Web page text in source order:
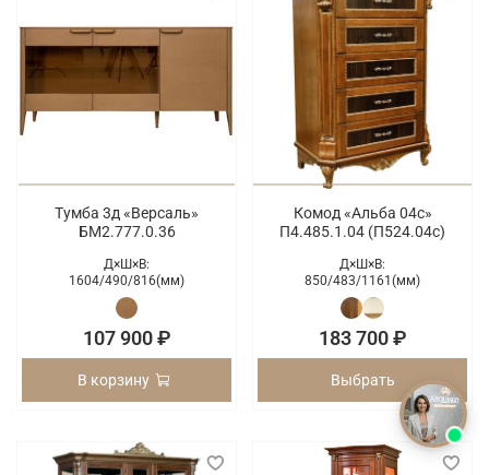
Тумба 3д «Версаль»
БМ2.777.0.36
Д×Ш×В:
1604/490/816(мм)
107 900 ₽
В корзину
Комод «Альба 04с»
П4.485.1.04 (П524.04с)
Д×Ш×В:
850/483/1161(мм)
183 700 ₽
Выбрать